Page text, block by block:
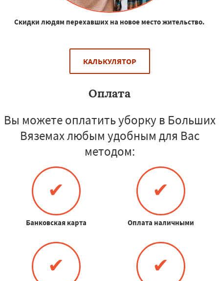
Скидки людям перехавших на новое место жительство.
КАЛЬКУЛЯТОР
Оплата
Вы можете оплатить уборку в Больших
Вяземах любым удобным для Вас
методом:
✔
Банковская карта
✔
Оплата наличными
✔ ✔